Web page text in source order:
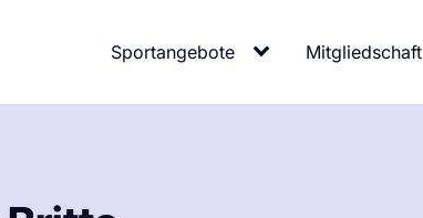
Sportangebote Mitgliedschaft